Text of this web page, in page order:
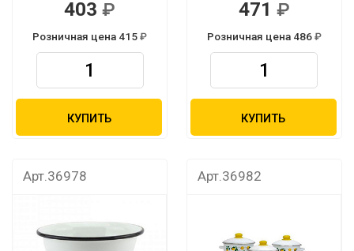
403
Розничная цена 415
КУПИТЬ
471
Розничная цена 486
КУПИТЬ
Арт.36978 Арт.36982